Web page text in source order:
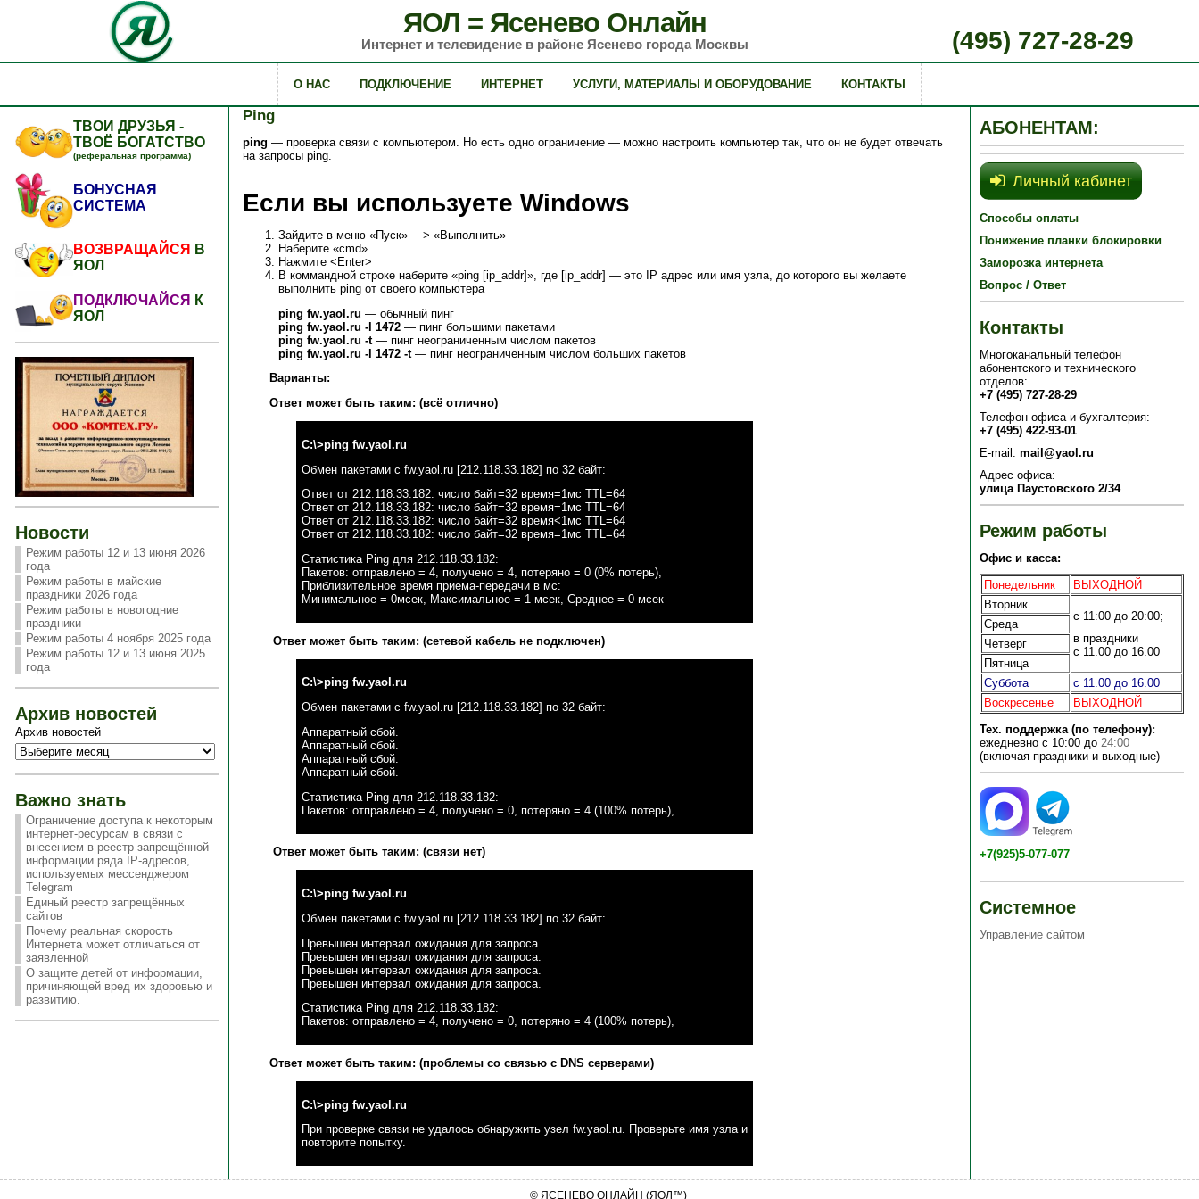
ЯОЛ = Ясенево Онлайн
Интернет и телевидение в районе Ясенево города Москвы (495) 727-28-29
О НАС ПОДКЛЮЧЕНИЕ ИНТЕРНЕТ УСЛУГИ, МАТЕРИАЛЫ И ОБОРУДОВАНИЕ КОНТАКТЫ
ТВОИ ДРУЗЬЯ -
ТВОЁ БОГАТСТВО
(реферальная программа)
БОНУСНАЯ
СИСТЕМА
ВОЗВРАЩАЙСЯ В
ЯОЛ
ПОДКЛЮЧАЙСЯ К
ЯОЛ
Новости
Режим работы 12 и 13 июня 2026
года
Режим работы в майские
праздники 2026 года
Режим работы в новогодние
праздники
Режим работы 4 ноября 2025 года
Режим работы 12 и 13 июня 2025
года
Архив новостей
Архив новостей
Важно знать
Ограничение доступа к некоторым
интернет-ресурсам в связи с
внесением в реестр запрещённой
информации ряда IP-адресов,
используемых мессенджером
Telegram
Единый реестр запрещённых
сайтов
Почему реальная скорость
Интернета может отличаться от
заявленной
О защите детей от информации,
причиняющей вред их здоровью и
развитию.
Ping
ping — проверка связи с компьютером. Но есть одно ограничение — можно настроить компьютер так, что он не будет отвечать
на запросы ping.
Если вы используете Windows
Зайдите в меню «Пуск» —> «Выполнить»
Наберите «cmd»
Нажмите <Enter>
В коммандной строке наберите «ping [ip_addr]», где [ip_addr] — это IP адрес или имя узла, до которого вы желаете
выполнить ping от своего компьютера
ping fw.yaol.ru — обычный пинг
ping fw.yaol.ru -l 1472— пинг большими пакетами
ping fw.yaol.ru -t— пинг неограниченным числом пакетов
ping fw.yaol.ru -l 1472 -t— пинг неограниченным числом больших пакетов
Варианты:
Ответ может быть таким: (всё отлично)
C:\>ping fw.yaol.ru
Обмен пакетами с fw.yaol.ru [212.118.33.182] по 32 байт:
Ответ от 212.118.33.182: число байт=32 время=1мс TTL=64
Ответ от 212.118.33.182: число байт=32 время=1мс TTL=64
Ответ от 212.118.33.182: число байт=32 время<1мс TTL=64
Ответ от 212.118.33.182: число байт=32 время=1мс TTL=64
Статистика Ping для 212.118.33.182:
Пакетов: отправлено = 4, получено = 4, потеряно = 0 (0% потерь),
Приблизительное время приема-передачи в мс:
Минимальное = 0мсек, Максимальное = 1 мсек, Среднее = 0 мсек
Ответ может быть таким: (сетевой кабель не подключен)
C:\>ping fw.yaol.ru
Обмен пакетами с fw.yaol.ru [212.118.33.182] по 32 байт:
Аппаратный сбой.
Аппаратный сбой.
Аппаратный сбой.
Аппаратный сбой.
Статистика Ping для 212.118.33.182:
Пакетов: отправлено = 4, получено = 0, потеряно = 4 (100% потерь),
Ответ может быть таким: (связи нет)
C:\>ping fw.yaol.ru
Обмен пакетами с fw.yaol.ru [212.118.33.182] по 32 байт:
Превышен интервал ожидания для запроса.
Превышен интервал ожидания для запроса.
Превышен интервал ожидания для запроса.
Превышен интервал ожидания для запроса.
Статистика Ping для 212.118.33.182:
Пакетов: отправлено = 4, получено = 0, потеряно = 4 (100% потерь),
Ответ может быть таким: (проблемы со связью с DNS серверами)
C:\>ping fw.yaol.ru
При проверке связи не удалось обнаружить узел fw.yaol.ru. Проверьте имя узла и
повторите попытку.
АБОНЕНТАМ:
Личный кабинет
Способы оплаты
Понижение планки блокировки
Заморозка интернета
Вопрос / Ответ
Контакты
Многоканальный телефон
абонентского и технического
отделов:
+7 (495) 727-28-29
Телефон офиса и бухгалтерия:
+7 (495) 422-93-01
E-mail: mail@yaol.ru
Адрес офиса:
улица Паустовского 2/34
Режим работы
Офис и касса:
Понедельник
ВЫХОДНОЙ
Вторник
с 11:00 до 20:00;
в праздники
с 11.00 до 16.00
Среда
Четверг
Пятница
Суббота
с 11.00 до 16.00
Воскресенье
ВЫХОДНОЙ
Тех. поддержка (по телефону):
ежедневно с 10:00 до 24:00
(включая праздники и выходные)
+7(925)5-077-077
Системное
Управление сайтом
© ЯСЕНЕВО ОНЛАЙН (ЯОЛ™)